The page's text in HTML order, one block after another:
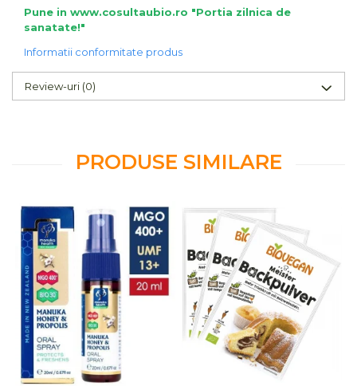
Pune in www.cosultaubio.ro "Portia zilnica de
sanatate!"
Informatii conformitate produs
Review-uri (0)
PRODUSE SIMILARE